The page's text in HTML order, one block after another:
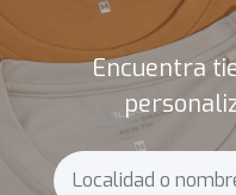
Encuentra